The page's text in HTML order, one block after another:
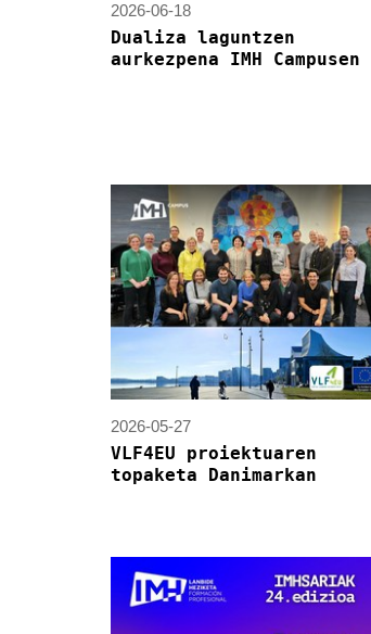
2026-06-18
Dualiza laguntzen
aurkezpena IMH Campusen
2026-05-27
VLF4EU proiektuaren
topaketa Danimarkan